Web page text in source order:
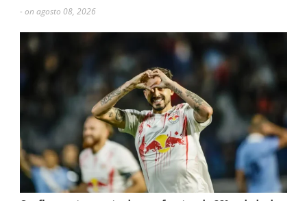
- on agosto 08, 2026